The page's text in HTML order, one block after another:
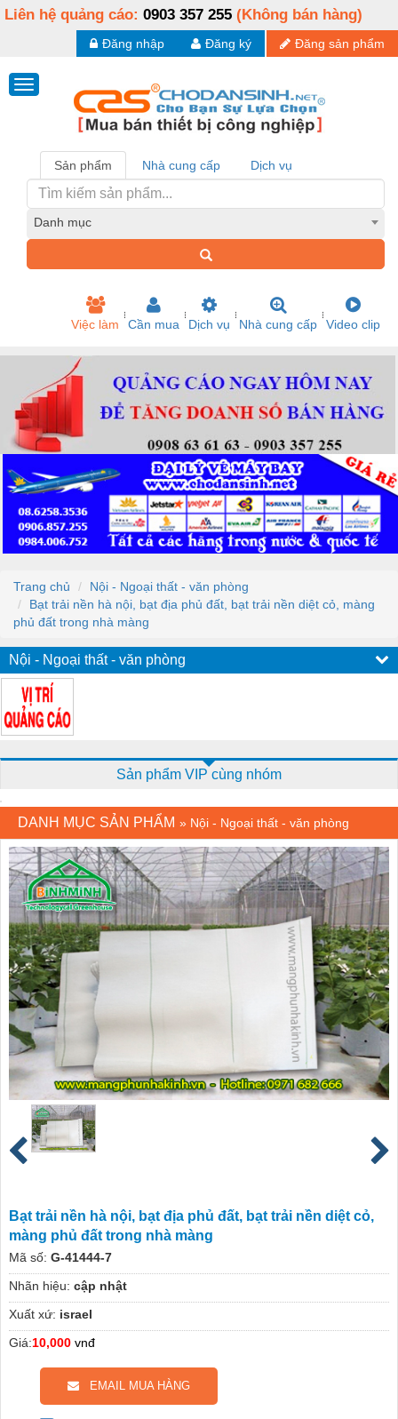
Liên hệ quảng cáo: 0903 357 255 (Không bán hàng)
Đăng sản phẩm
Đăng ký
Đăng nhập
Sản phẩm Nhà cung cấp Dịch vụ
Danh mục
Việc làm Cần mua Dịch vụ Nhà cung cấp Video clip
Trang chủ
Nội - Ngoại thất - văn phòng
Bạt trải nền hà nội, bạt địa phủ đất, bạt trải nền diệt cỏ, màng
phủ đất trong nhà màng
Nội - Ngoại thất - văn phòng
Sản phẩm VIP cùng nhóm
DANH MỤC SẢN PHẨM » Nội - Ngoại thất - văn phòng
Bạt trải nền hà nội, bạt địa phủ đất, bạt trải nền diệt cỏ,
màng phủ đất trong nhà màng
Mã số: G-41444-7
Nhãn hiệu: cập nhật
Xuất xứ: israel
Giá:10,000 vnđ
EMAIL MUA HÀNG